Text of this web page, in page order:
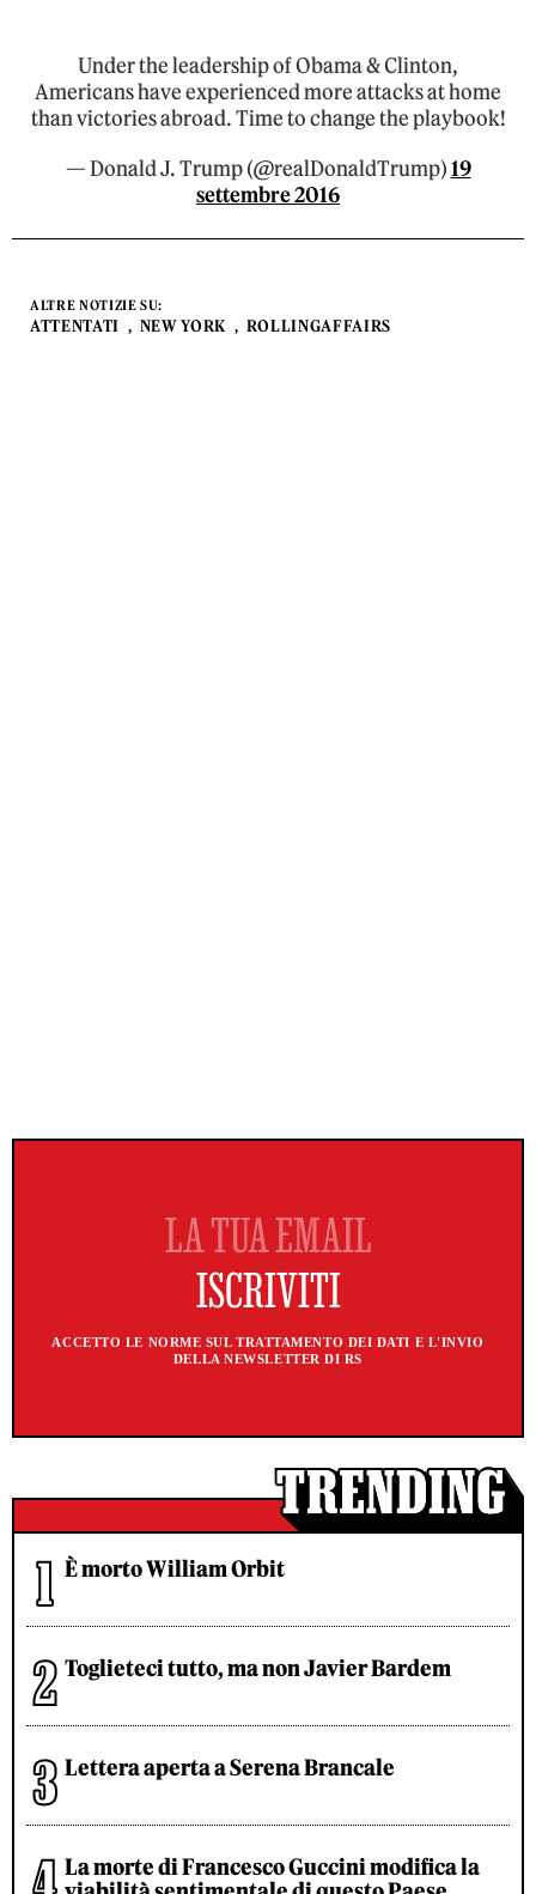
Under the leadership of Obama & Clinton,
Americans have experienced more attacks at home
than victories abroad. Time to change the playbook!
— Donald J. Trump (@realDonaldTrump)19
settembre 2016
ALTRE NOTIZIE SU:
ATTENTATI NEW YORK ROLLINGAFFAIRS
ACCETTO LE NORME SUL TRATTAMENTO DEI DATI E L'INVIO
DELLA NEWSLETTER DI RS
È morto William Orbit
Toglieteci tutto, ma non Javier Bardem
Lettera aperta a Serena Brancale
La morte di Francesco Guccini modifica la